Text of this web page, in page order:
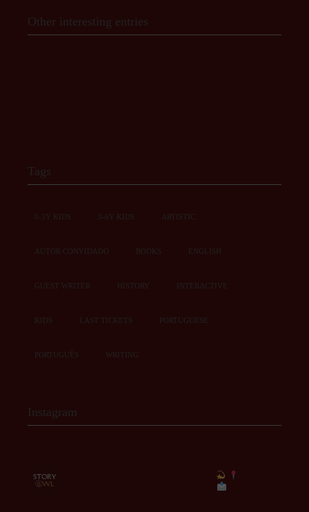
Other interesting entries
Tags
0-3Y KIDS 3-6Y KIDS ARTISTIC
AUTOR CONVIDADO BOOKS ENGLISH
GUEST WRITER HISTORY INTERACTIVE
KIDS LAST TICKETS PORTUGUESE
PORTUGUÊS WRITING
Instagram